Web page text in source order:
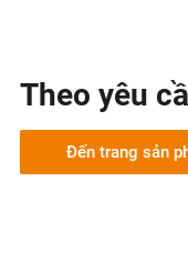
Theo yêu
Đến trang sản